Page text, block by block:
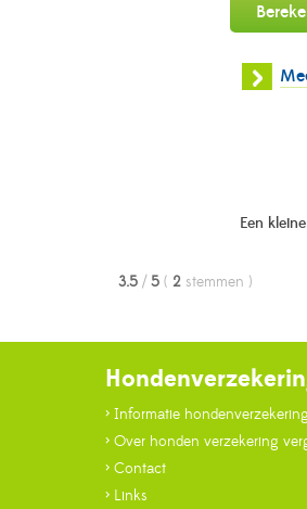
Een
3.5 / 5 ( 2 stemmen )
> Informatie hondenverzekering
> Over honden verzekering
> Contact
> Links